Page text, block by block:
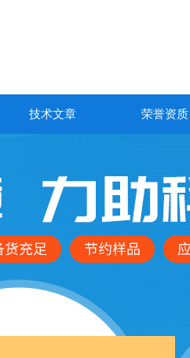
技术文章 荣誉资质